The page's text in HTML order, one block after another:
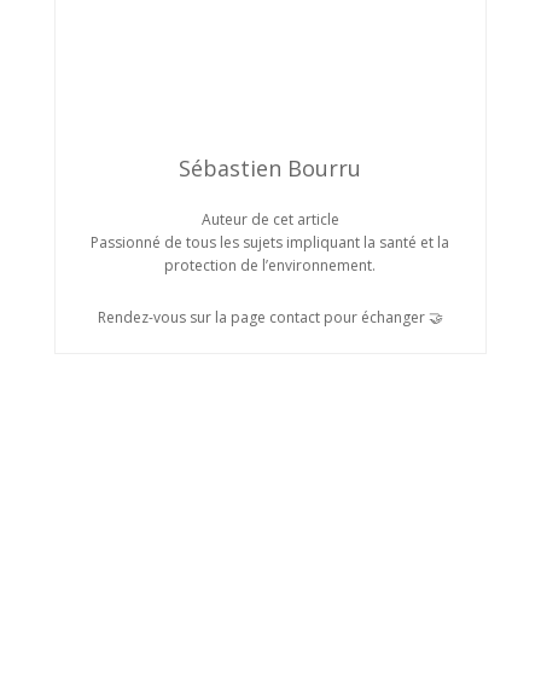
Sébastien Bourru
Auteur de cet article
Passionné de tous les sujets impliquant la santé et la
protection de l’environnement.
Rendez-vous sur la page contact pour échanger 🤝